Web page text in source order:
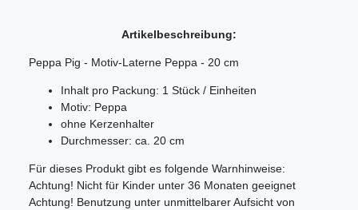
Artikelbeschreibung:
Peppa Pig - Motiv-Laterne Peppa - 20 cm
Inhalt pro Packung: 1 Stück / Einheiten
Motiv: Peppa
ohne Kerzenhalter
Durchmesser: ca. 20 cm
Für dieses Produkt gibt es folgende Warnhinweise:
Achtung! Nicht für Kinder unter 36 Monaten geeignet
Achtung! Benutzung unter unmittelbarer Aufsicht von